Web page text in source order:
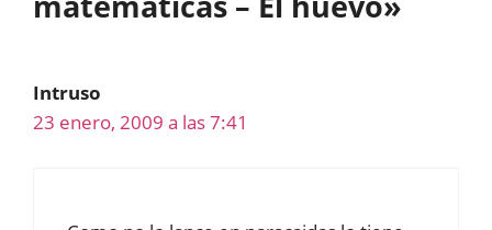
Intruso
23 enero, 2009 a las 7:41